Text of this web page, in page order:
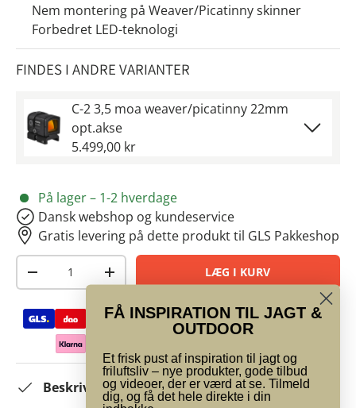
Nem montering på Weaver/Picatinny skinner
Forbedret LED-teknologi
FINDES I ANDRE VARIANTER
C-2 3,5 moa weaver/picatinny 22mm
opt.akse
5.499,00 kr
På lager – 1-2 hverdage
Dansk webshop og kundeservice
Gratis levering på dette produkt til GLS Pakkeshop
-
+ LÆG I KURV
Betalingsmetoder Vi har gode anmeldelser
Beskrivelse
FÅ INSPIRATION TIL JAGT &
OUTDOOR
Et frisk pust af inspiration til jagt og
friluftsliv – nye produkter, gode tilbud
og videoer, der er værd at se. Tilmeld
dig, og få det hele direkte i din